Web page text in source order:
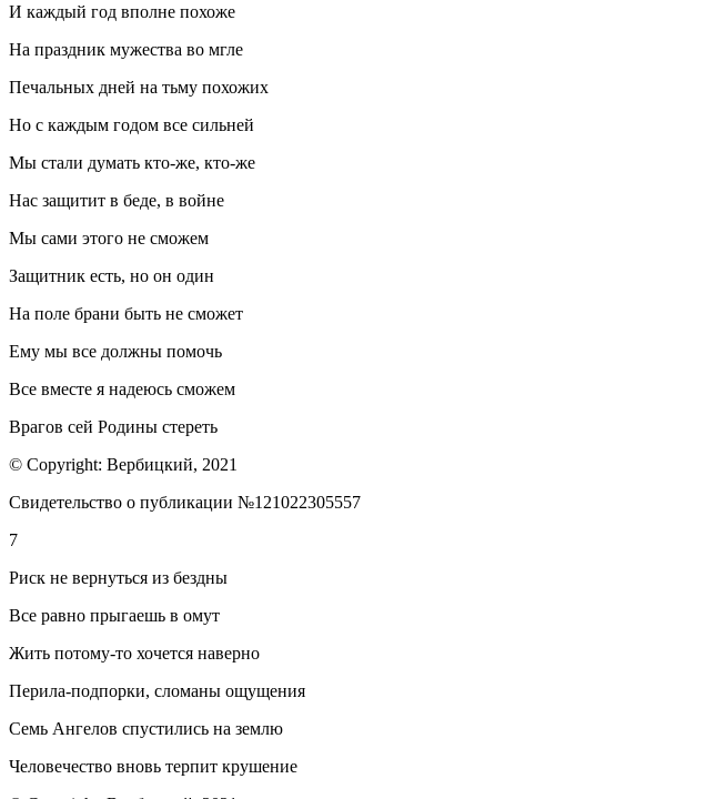
И каждый год вполне похоже
На праздник мужества во мгле
Печальных дней на тьму похожих
Но с каждым годом все сильней
Мы стали думать кто-же, кто-же
Нас защитит в беде, в войне
Мы сами этого не сможем
Защитник есть, но он один
На поле брани быть не сможет
Ему мы все должны помочь
Все вместе я надеюсь сможем
Врагов сей Родины стереть
© Copyright: Вербицкий, 2021
Свидетельство о публикации №121022305557
7
Риск не вернуться из бездны
Все равно прыгаешь в омут
Жить потому-то хочется наверно
Перила-подпорки, сломаны ощущения
Семь Ангелов спустились на землю
Человечество вновь терпит крушение